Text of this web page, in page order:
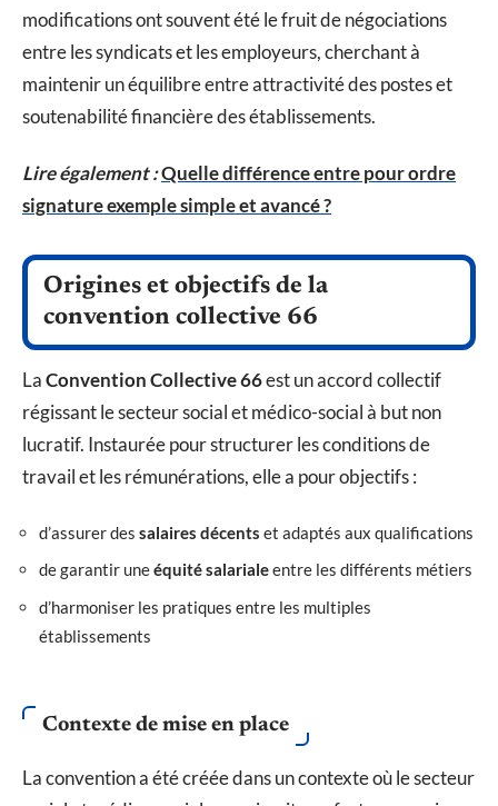
modifications ont souvent été le fruit de négociations
entre les syndicats et les employeurs, cherchant à
maintenir un équilibre entre attractivité des postes et
soutenabilité financière des établissements.
Lire également :Quelle différence entre pour ordre
signature exemple simple et avancé ?
Origines et objectifs de la
convention collective 66
LaConvention Collective 66est un accord collectif
régissant le secteur social et médico-social à but non
lucratif. Instaurée pour structurer les conditions de
travail et les rémunérations, elle a pour objectifs :
d’assurer des salaires décents et adaptés aux qualifications
de garantir uneéquité salarialeentre les différents métiers
d’harmoniser les pratiques entre les multiples
établissements
Contexte de mise en place
La convention a été créée dans un contexte où le secteur